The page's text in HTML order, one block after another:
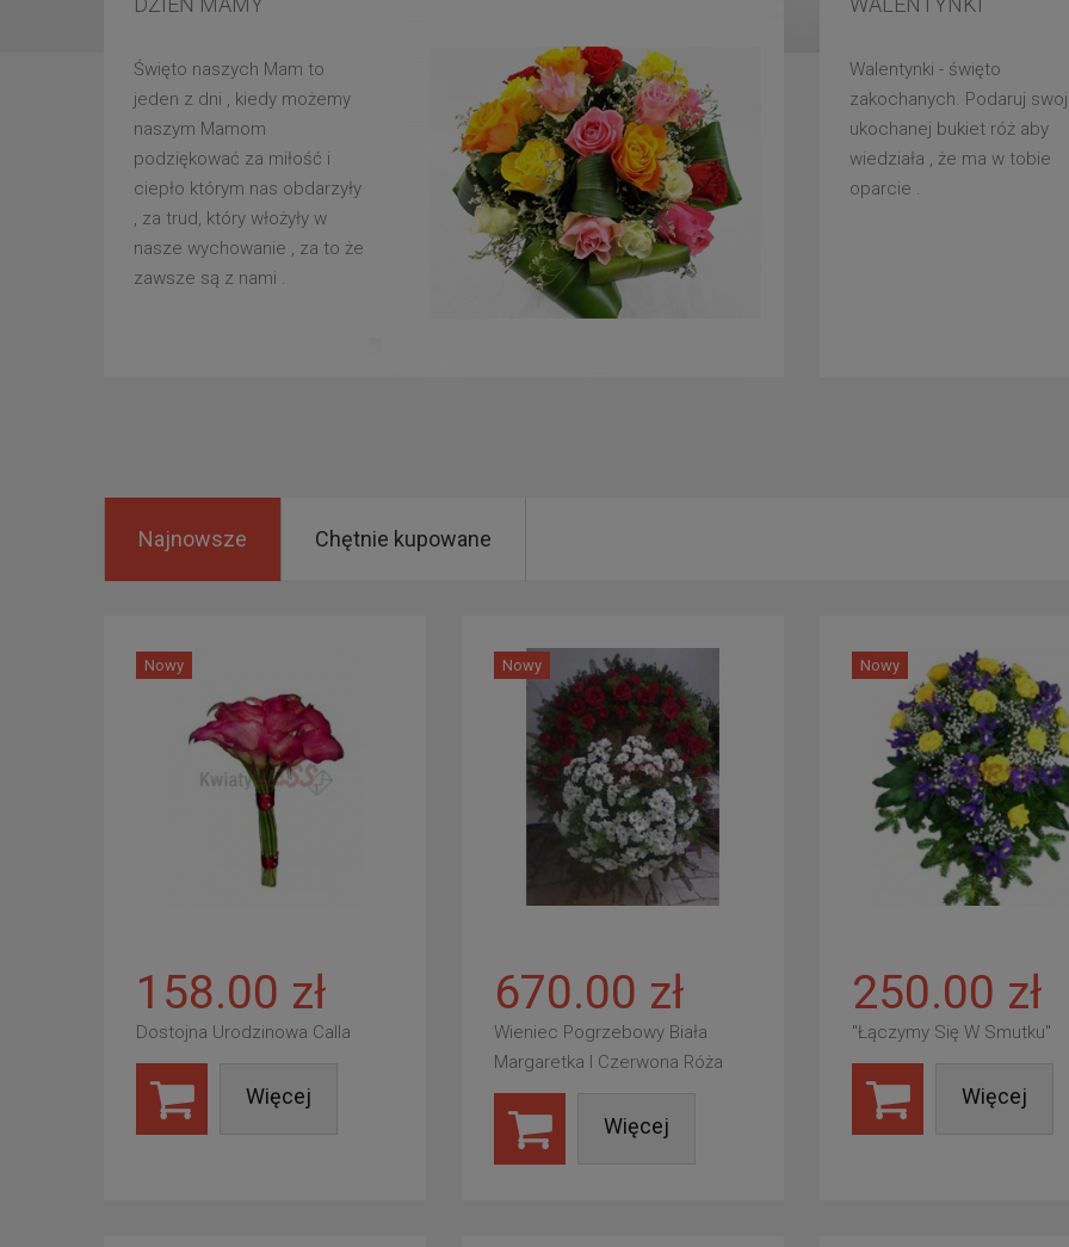
Święto naszych Mam to
jeden z dni , kiedy możemy
naszym Mamom
podziękować za miłość i
ciepło którym nas obdarzyły
, za trud, który włożyły w
nasze wychowanie , za to że
zawsze są z nami .
Walentynki - święto
zakochanych. Podaruj
ukochanej bukiet róż aby
wiedziała , że ma w tobie
oparcie .
Najnowsze Chętnie kupowane
Nowy
158.00 zł
Dostojna Urodzinowa Calla
Więcej
Nowy
670.00 zł
Wieniec Pogrzebowy Biała
Margaretka I Czerwona Róża
Więcej
Nowy
250.00 zł
"Łączymy Się W Smutku"
Więcej